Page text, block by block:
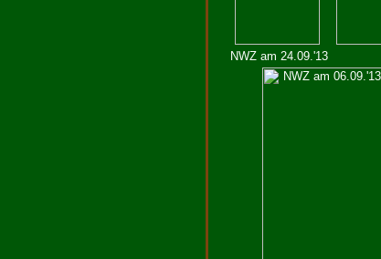
NWZ am 24.09.'13